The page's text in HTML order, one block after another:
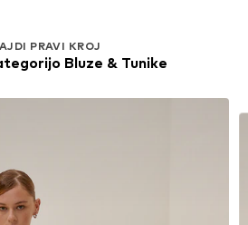
PRAVI KROJ
Bluze & Tunike